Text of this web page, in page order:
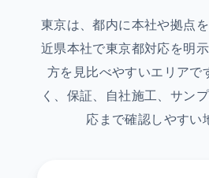
東京は、都内に本社や拠点
近県本社で東京都対応を明
方を見比べやすいエリアで
く、保証、自社施工、サン
応まで確認しやすい